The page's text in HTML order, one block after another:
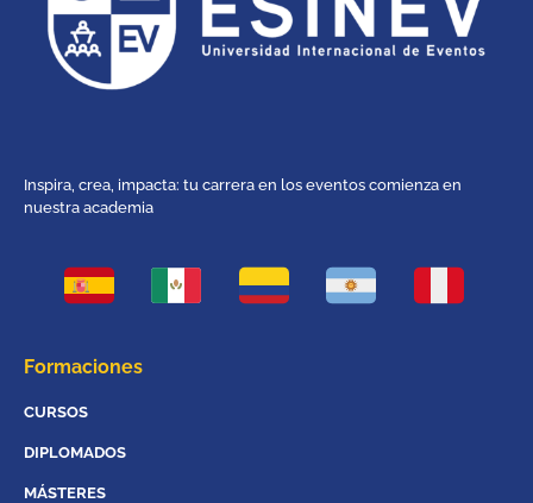
Inspira, crea, impacta: tu carrera en los eventos comienza en
nuestra academia
Formaciones
CURSOS
DIPLOMADOS
MÁSTERES